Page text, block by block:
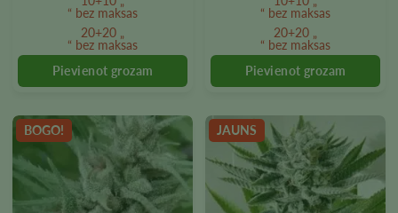
“ bez maksas
20+20 „
“ bez maksas
produkta
lapā
“ bez maksas
20+20 „
“ bez maksas
produkta
lapā
BOGO! JAUNS